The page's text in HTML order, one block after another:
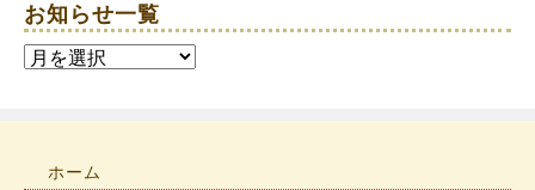
お知らせ一覧
お
ホーム